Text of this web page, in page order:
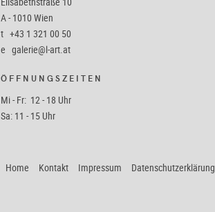
A - 1010 Wien
t+43 1 321 00 50
egalerie@l-art.at
ÖFFNUNGSZEITEN
Mi - Fr: 12 - 18 Uhr
Sa: 11 - 15 Uhr
Home Kontakt Impressum Datenschutzerklärung